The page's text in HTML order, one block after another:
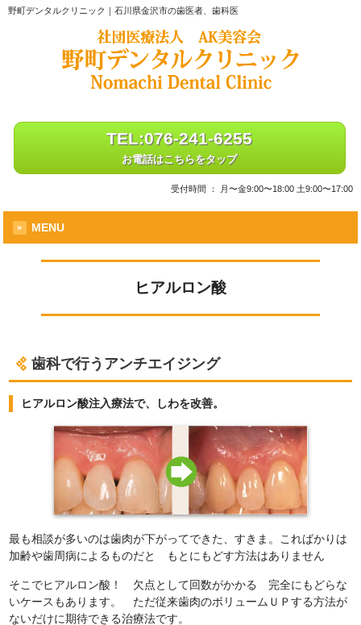
野町デンタルクリニック｜石川県金沢市の歯医者、歯科医
TEL:076-241-6255
お電話はこちらをタップ
受付時間 ： 月〜金9:00〜18:00 土9:00〜17:00
MENU
ヒアルロン酸
歯科で行うアンチエイジング
ヒアルロン酸注入療法で、しわを改善。
最も相談が多いのは歯肉が下がってできた、すきま。こればかりは
加齢や歯周病によるものだと もとにもどす方法はありません
そこでヒアルロン酸！ 欠点として回数がかかる 完全にもどらな
いケースもあります。 ただ従来歯肉のボリュームＵＰする方法が
ないだけに期待できる治療法です。